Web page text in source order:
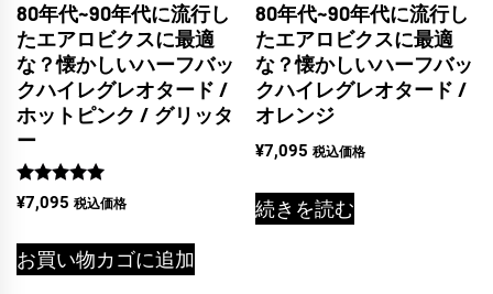
80年代~90年代に流行し
たエアロビクスに最適
な？懐かしいハーフバッ
クハイレグレオタード /
ホットピンク / グリッタ
ー
5段階中
5.00
¥7,095 税込価格
お買い物カゴに追加
80年代~90年代に流行し
たエアロビクスに最適
な？懐かしいハーフバッ
クハイレグレオタード /
オレンジ
¥7,095 税込価格
続きを読む